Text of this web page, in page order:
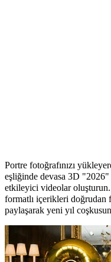
Portre fotoğrafınızı
eşliğinde devasa 3D "2026"
etkileyici videolar oluşturun.
formatlı içerikleri doğrudan
paylaşarak yeni yıl